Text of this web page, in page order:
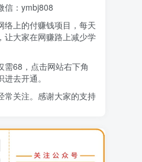
：APP拉新
天变现训练营
手动或者配合科技）
店铺SOP保姆级教程
年入百万，新时代房产经纪人必备技能
钱训练营
信：ymbj808
络上的付赚钱项目，每天
让大家在网赚路上减少学
需68，点击网站右下角
去开通。
常关注。感谢大家的支持